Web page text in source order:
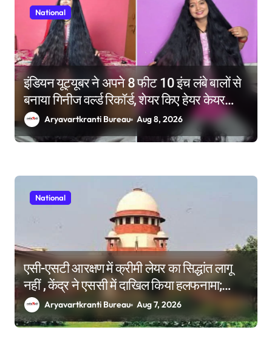
National
इंडियन यूट्यूबर ने अपने 8 फीट 10 इंच लंबे बालों से
बनाया गिनीज वर्ल्ड रिकॉर्ड, शेयर किए हेयर केयर
टिप्सAryavartkranti Bureau Aug 8, 2026
National
एसी-एसटी आरक्षण में क्रीमी लेयर का सिद्धांत लागू
नहीं , केंद्र ने एससी में दाखिल किया हलफनामा;
याचिकाएं खारिज करने की मांग
Aryavartkranti Bureau Aug 7, 2026